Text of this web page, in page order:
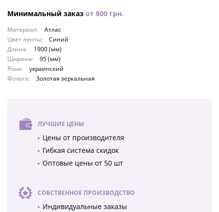
Минимальный заказ от 800 грн.
Материал:
Атлас
Цвет ленты:
Синий
Длина:
1900 (мм)
Ширина:
95 (мм)
Язык:
украинский
Фольга:
Золотая зеркальная
ЛУЧШИЕ ЦЕНЫ
Цены от производителя
Гибкая система скидок
Оптовые цены от 50 шт
СОБСТВЕННОЕ ПРОИЗВОДСТВО
Индивидуальные заказы